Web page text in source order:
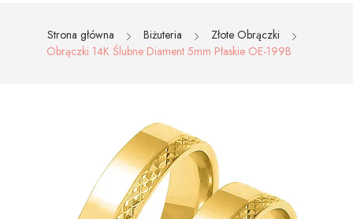
Strona główna Biżuteria
Złote Obrączki
Obrączki 14K Ślubne Diament 5mm Płaskie OE-199B